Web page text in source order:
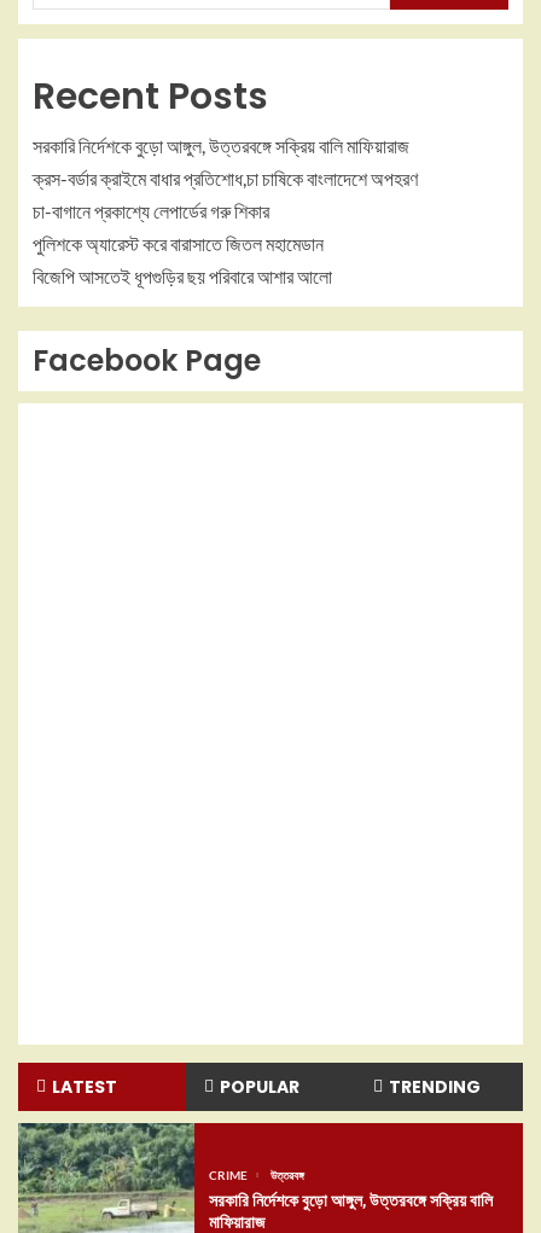
Recent Posts
সরকারি নির্দেশকে বুড়ো আঙ্গুল, উত্তরবঙ্গে সক্রিয় বালি মাফিয়ারাজ
ক্রস-বর্ডার ক্রাইমে বাধার প্রতিশোধ,চা চাষিকে বাংলাদেশে অপহরণ
চা-বাগানে প্রকাশ্যে লেপার্ডের গরু শিকার
পুলিশকে অ্যারেস্ট করে বারাসাতে জিতল মহামেডান
বিজেপি আসতেই ধূপগুড়ির ছয় পরিবারে আশার আলো
Facebook Page
LATEST POPULAR TRENDING
CRIME উত্তরবঙ্গ
সরকারি নির্দেশকে বুড়ো আঙ্গুল, উত্তরবঙ্গে সক্রিয় বালি
মাফিয়ারাজ